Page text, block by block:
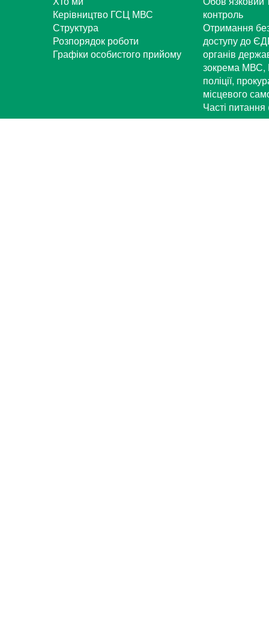
Керівництво ГСЦ МВС
Структура
Розпорядок роботи
Графіки особистого прийому
контроль
Отримання
доступу до
органів
зокрема МВС,
поліції,
місцевого
Часті питання